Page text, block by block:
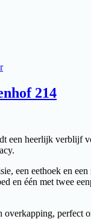
214
een heerlijk verblijf
een eethoek en
en één met twee